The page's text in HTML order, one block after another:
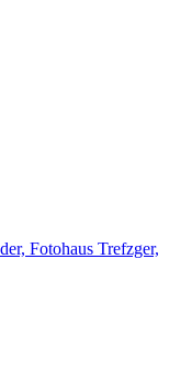
Fotohaus Trefzger,